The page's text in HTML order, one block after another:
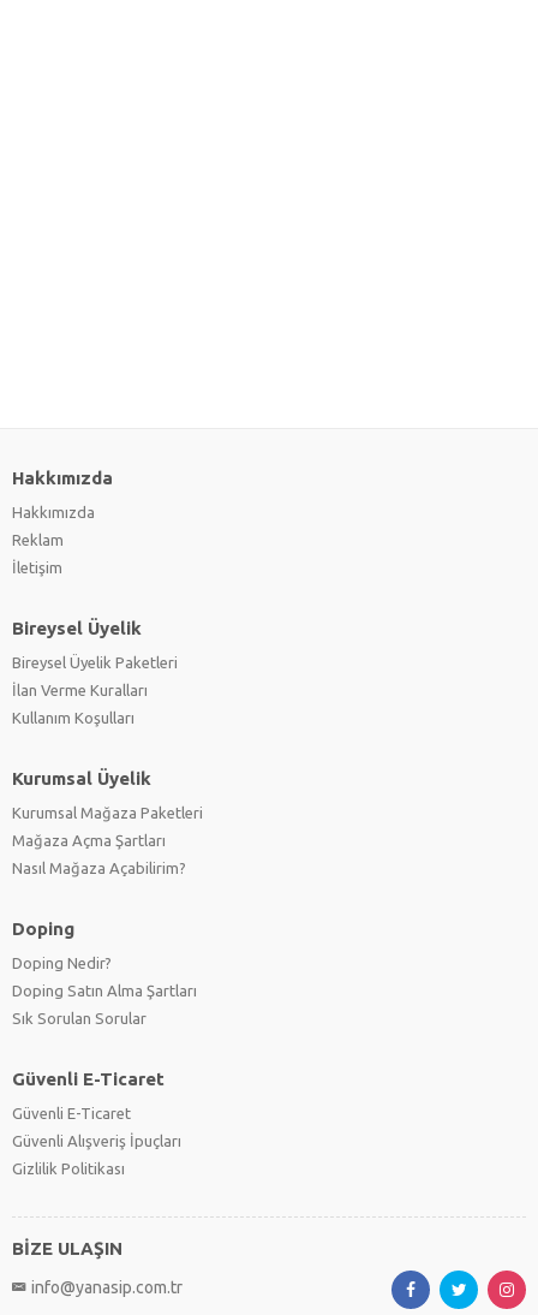
Hakkımızda
Hakkımızda
Reklam
İletişim
Bireysel Üyelik
Bireysel Üyelik Paketleri
İlan Verme Kuralları
Kullanım Koşulları
Kurumsal Üyelik
Kurumsal Mağaza Paketleri
Mağaza Açma Şartları
Nasıl Mağaza Açabilirim?
Doping
Doping Nedir?
Doping Satın Alma Şartları
Sık Sorulan Sorular
Güvenli E-Ticaret
Güvenli E-Ticaret
Güvenli Alışveriş İpuçları
Gizlilik Politikası
BİZE ULAŞIN
info@yanasip.com.tr